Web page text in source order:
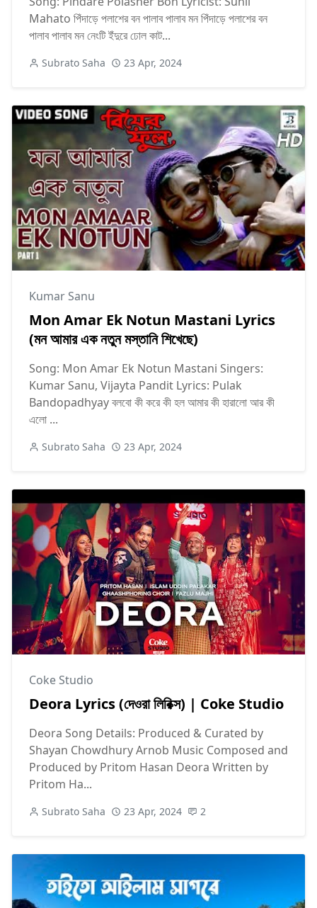
Mahato পিঁদাড়ে পলাশের বন পালাব পালাব মন পিঁদাড়ে পলাশের বন
পালাব পালাব মন নেংটি ইঁদুরে ঢোল কাট...
Subrato Saha 23 Apr, 2024
Kumar Sanu
Mon Amar Ek Notun Mastani Lyrics
(মন আমার এক নতুন মস্তানি শিখেছে)
Song: Mon Amar Ek Notun Mastani Singers:
Kumar Sanu, Vijayta Pandit Lyrics: Pulak
Bandopadhyay বলবো কী করে কী হল আমার কী হারালো আর কী
এলো ...
Subrato Saha 23 Apr, 2024
Coke Studio
Deora Lyrics (দেওরা লিরিক্স) | Coke Studio
Deora Song Details: Produced & Curated by
Shayan Chowdhury Arnob Music Composed and
Produced by Pritom Hasan Deora Written by
Pritom Ha...
Subrato Saha 23 Apr, 2024 2